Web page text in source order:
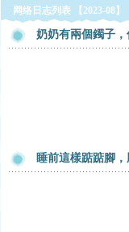
网络日志列表 【2023-08】
奶奶有兩個鐲子
睡前這樣踮踮腳